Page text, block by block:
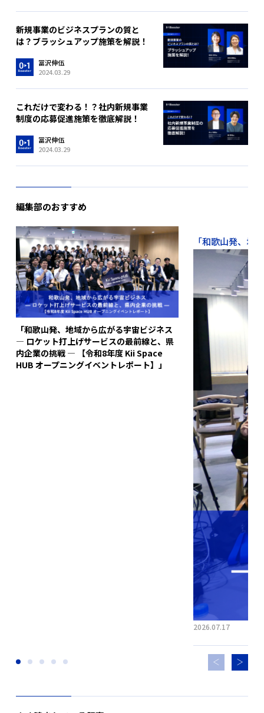
新規事業のビジネスプランの質と
は？ブラッシュアップ施策を解説！
冨沢伸伍
2024.03.29
これだけで変わる！？社内新規事業
制度の応募促進施策を徹底解説！
冨沢伸伍
2024.03.29
編集部のおすすめ
「和歌山発、地域から広がる宇宙ビジネス
― ロケット打上げサービスの最前線と、県
内企業の挑戦 ― 【令和8年度 Kii Space
HUB オープニングイベントレポート】」
「和歌山発、地
2026.07.17